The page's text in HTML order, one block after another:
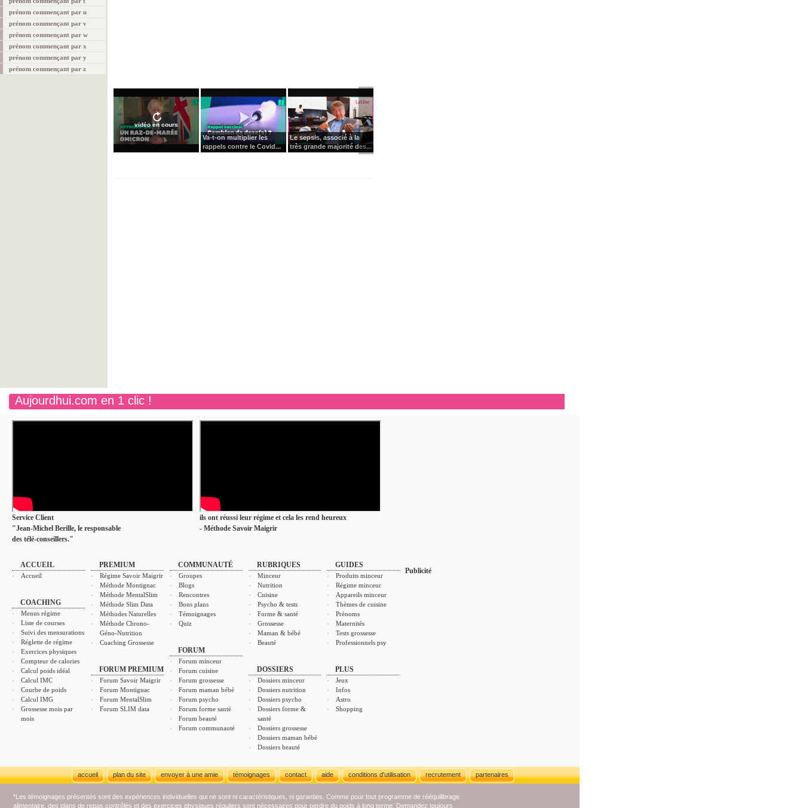
prénom commençant par u
prénom commençant par v
prénom commençant par w
prénom commençant par x
prénom commençant par y
prénom commençant par z
vidéo en cours
Va-t-on multiplier les
rappels contre le Covid...
Le sepsis, associé à la
très grande majorité des...
Aujourdhui.com en 1 clic !
Service Client
"Jean-Michel Berille, le responsable
des télé-conseillers."
ils ont réussi leur régime et cela les rend heureux
- Méthode Savoir Maigrir
ACCUEIL
Accueil
COACHING
Menus régime
Liste de courses
Suivi des mensurations
Réglette de régime
Exercices physiques
Compteur de calories
Calcul poids idéal
Calcul IMC
Courbe de poids
Calcul IMG
Grossesse mois par
mois
PREMIUM
Régime Savoir Maigrir
Méthode Montignac
Méthode MentalSlim
Méthode Slim Data
Méthodes Naturelles
Méthode Chrono-
Géno-Nutrition
Coaching Grossesse
FORUM PREMIUM
Forum Savoir Maigrir
Forum Montignac
Forum MentalSlim
Forum SLIM data
COMMUNAUTÉ
Groupes
Blogs
Rencontres
Bons plans
Témoignages
Quiz
FORUM
Forum minceur
Forum cuisine
Forum grossesse
Forum maman bébé
Forum psycho
Forum forme santé
Forum beauté
Forum communauté
RUBRIQUES
Minceur
Nutrition
Cuisine
Psycho & tests
Forme & santé
Grossesse
Maman & bébé
Beauté
DOSSIERS
Dossiers minceur
Dossiers nutrition
Dossiers psycho
Dossiers forme &
santé
Dossiers grossesse
Dossiers maman bébé
Dossiers beauté
GUIDES
Produits minceur
Régime minceur
Appareils minceur
Thèmes de cuisine
Prénoms
Maternités
Tests grossesse
Professionnels psy
PLUS
Jeux
Infos
Astro
Shopping
Publicité
accueil plan du site envoyer à une amie témoignages contact aide conditions d'utilisation recrutement partenaires
*Les témoignages présentés sont des expériences individuelles qui ne sont ni caractéristiques, ni garanties. Comme pour tout programme de rééquilibrage
alimentaire, des plans de repas contrôlés et des exercices physiques réguliers sont nécessaires pour perdre du poids à long terme. Demandez toujours